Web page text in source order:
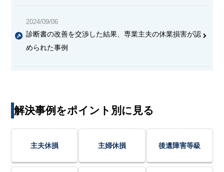
2024/09/06
診断書の改善を交渉した結果、専業主夫の休業損害が認
められた事例
解決事例をポイント別に見る
主夫休損 主婦休損 後遺障害等級